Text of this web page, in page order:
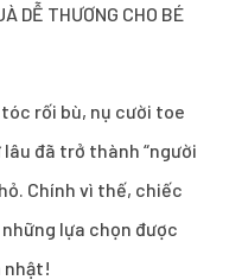
DỄ THƯƠNG CHO BÉ
rối bù, nụ cười toe
đã trở thành “người
Chính vì thế, chiếc
lựa chọn được
nhật!